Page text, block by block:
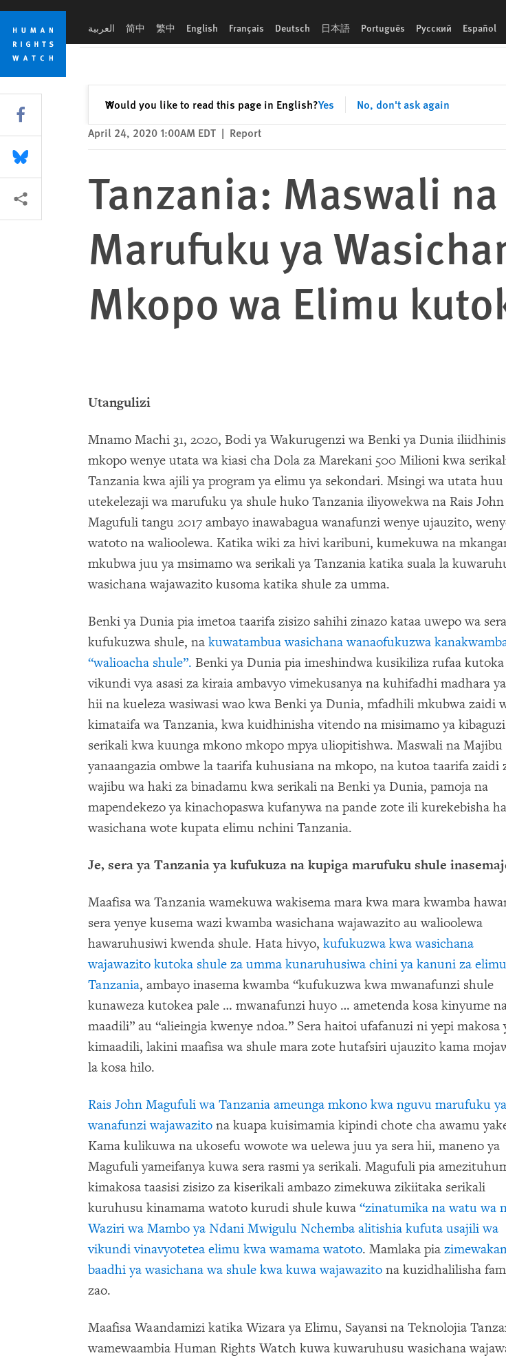
Skip
cookie
privacy
notice
Skip
main
content
العربية 简中 繁中 English Français Deutsch 日本語 Português Русский Español
Would you like to read this page in English?Yes No, don't ask again
✕Close
April 24, 2020 1:00AM EDT | Report
Tanzania: Maswali
Marufuku ya
Mkopo wa Elimu
Utangulizi
Mnamo Machi 31, 2020, Bodi ya Wakurugenzi wa Benki ya Dunia
mkopo wenye utata wa kiasi cha Dola za Marekani 500 Milioni kwa
Tanzania kwa ajili ya program ya elimu ya sekondari. Msingi wa utata
utekelezaji wa marufuku ya shule huko Tanzania iliyowekwa na Rais John
Magufuli tangu 2017 ambayo inawabagua wanafunzi wenye ujauzito,
watoto na walioolewa. Katika wiki za hivi karibuni, kumekuwa na
mkubwa juu ya msimamo wa serikali ya Tanzania katika suala la
wasichana wajawazito kusoma katika shule za umma.
Benki ya Dunia pia imetoa taarifa zisizo sahihi zinazo kataa uwepo wa
kufukuzwa shule, na kuwatambua wasichana wanaofukuzwa
“walioacha shule”. Benki ya Dunia pia imeshindwa kusikiliza rufaa kutoka
vikundi vya asasi za kiraia ambavyo vimekusanya na kuhifadhi madhara
hii na kueleza wasiwasi wao kwa Benki ya Dunia, mfadhili mkubwa zaidi
kimataifa wa Tanzania, kwa kuidhinisha vitendo na misimamo ya
serikali kwa kuunga mkono mkopo mpya uliopitishwa. Maswali na Majibu
yanaangazia ombwe la taarifa kuhusiana na mkopo, na kutoa taarifa zaidi
wajibu wa haki za binadamu kwa serikali na Benki ya Dunia, pamoja na
mapendekezo ya kinachopaswa kufanywa na pande zote ili kurekebisha
wasichana wote kupata elimu nchini Tanzania.
Je, sera ya Tanzania ya kufukuza na kupiga marufuku shule
Maafisa wa Tanzania wamekuwa wakisema mara kwa mara kwamba
sera yenye kusema wazi kwamba wasichana wajawazito au walioolewa
hawaruhusiwi kwenda shule. Hata hivyo, kufukuzwa kwa wasichana
wajawazito kutoka shule za umma kunaruhusiwa chini ya kanuni za elimu
Tanzania, ambayo inasema kwamba “kufukuzwa kwa mwanafunzi shule
kunaweza kutokea pale … mwanafunzi huyo … ametenda kosa kinyume
maadili” au “alieingia kwenye ndoa.” Sera haitoi ufafanuzi ni yepi makosa
kimaadili, lakini maafisa wa shule mara zote hutafsiri ujauzito kama
la kosa hilo.
Rais John Magufuli wa Tanzania ameunga mkono kwa nguvu marufuku ya
wanafunzi wajawazito na kuapa kuisimamia kipindi chote cha awamu
Kama kulikuwa na ukosefu wowote wa uelewa juu ya sera hii, maneno ya
Magufuli yameifanya kuwa sera rasmi ya serikali. Magufuli pia
kimakosa taasisi zisizo za kiserikali ambazo zimekuwa zikiitaka serikali
kuruhusu kinamama watoto kurudi shule kuwa “zinatumika na watu wa
Waziri wa Mambo ya Ndani Mwigulu Nchemba alitishia kufuta usajili wa
vikundi vinavyotetea elimu kwa wamama watoto. Mamlaka pia
baadhi ya wasichana wa shule kwa kuwa wajawazito na kuzidhalilisha
zao.
Maafisa Waandamizi katika Wizara ya Elimu, Sayansi na Teknolojia
wamewaambia Human Rights Watch kuwa kuwaruhusu wasichana
Share this via Facebook
Share this via Bluesky
More sharing options